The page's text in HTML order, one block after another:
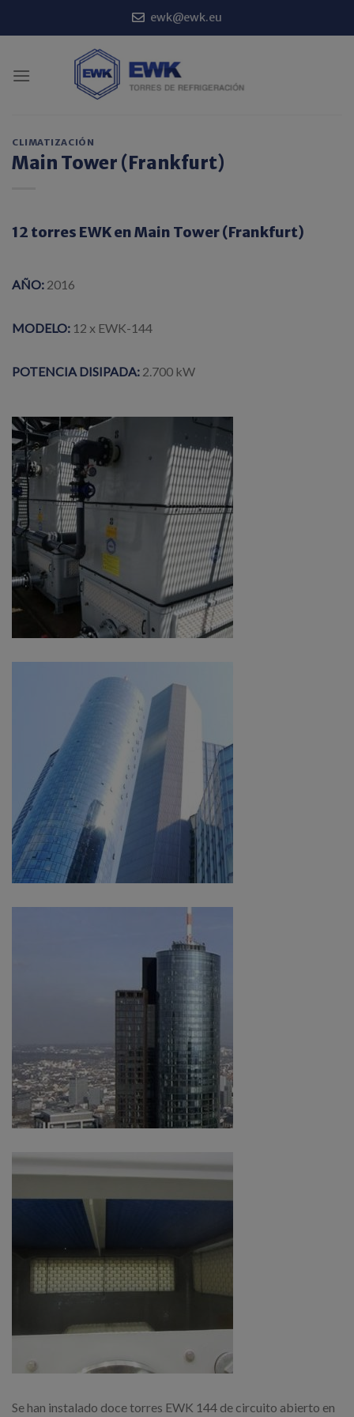
ewk@ewk.eu
CLIMATIZACIÓN
Main Tower (Frankfurt)
12 torres EWK en Main Tower (Frankfurt)
AÑO: 2016
MODELO: 12 x EWK-144
POTENCIA DISIPADA: 2.700 kW
Se han instalado doce torres EWK 144 de circuito abierto en